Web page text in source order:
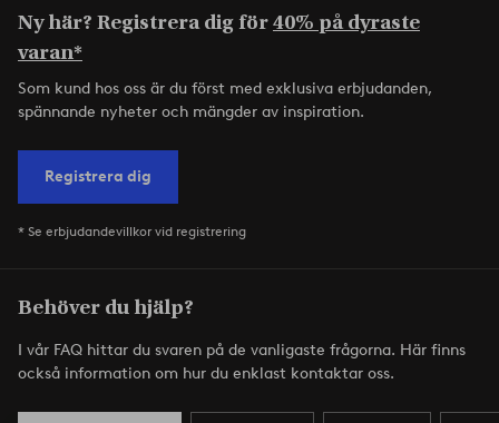
Ny här? Registrera dig för40% på dyraste
varan*
Som kund hos oss är du först med exklusiva erbjudanden,
spännande nyheter och mängder av inspiration.
Registrera dig
* Se erbjudandevillkor vid registrering
Behöver du hjälp?
I vår FAQ hittar du svaren på de vanligaste frågorna. Här finns
också information om hur du enklast kontaktar oss.